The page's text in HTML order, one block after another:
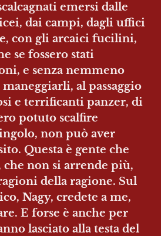
emersi dalle
dai campi, dagli uffici
con gli arcaici fucilini,
se fossero stati
e senza nemmeno
maneggiarli, al passaggio
e terrificanti panzer, di
potuto scalfire
non può aver
Questa è gente che
che non si arrende più,
della ragione. Sul
Nagy, credete a me,
E forse è anche per
lasciato alla testa del